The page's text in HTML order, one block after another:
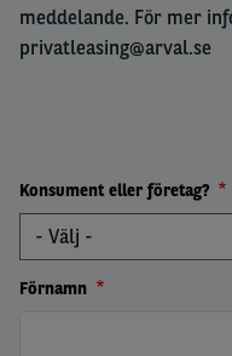
meddelande. För mer
privatleasing@arval.se
Konsument eller företag?
Förnamn